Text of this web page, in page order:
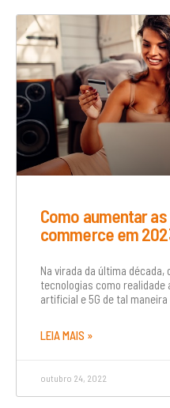
Como aumentar
commerce em
Na virada da última década,
tecnologias como realidade
artificial e 5G de tal
LEIA MAIS »
outubro 24, 2022